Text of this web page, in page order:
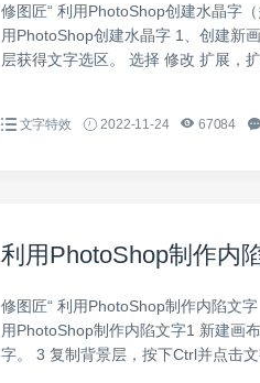
修图匠“ 利用PhotoShop创建水晶字
用PhotoShop创建水晶字 1、创建新
层获得文字选区。 选择 修改 扩展，
文字特效 2022-11-24 67084
利用PhotoShop制作内
修图匠“ 利用PhotoShop制作内陷文
用PhotoShop制作内陷文字1 新建画
字。 3 复制背景层，按下Ctrl并点击文